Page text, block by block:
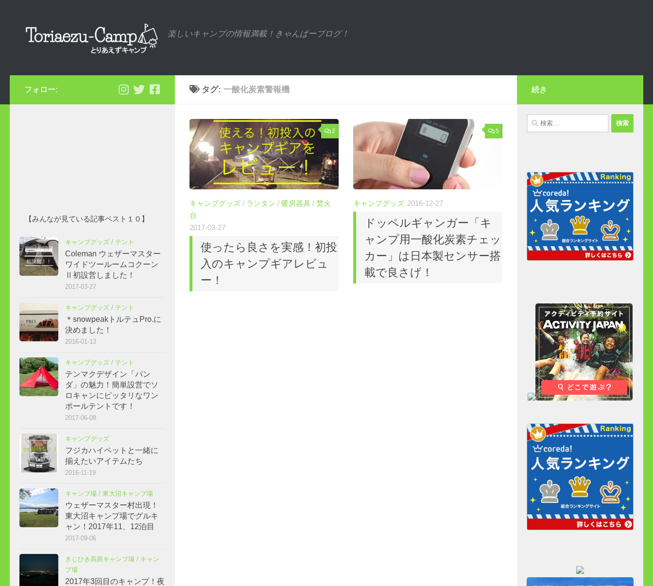
楽しいキャンプの情報満載！きゃんぱーブログ！
タグ: 一酸化炭素警報機
2
キャンプグッズ / ランタン / 暖房器具 / 焚火
台
2017-03-27
使ったら良さを実感！初投
入のキャンプギアレビュ
ー！
5
キャンプグッズ 2016-12-27
ドッペルギャンガー「キ
ャンプ用一酸化炭素チェッ
カー」は日本製センサー搭
載で良さげ！
フォロー:
【みんなが見ている記事ベスト１０】
キャンプグッズ / テント
Coleman ウェザーマスター
ワイドツールームコクーン
Ⅱ初設営しました！
2017-03-27
キャンプグッズ / テント
＊snowpeakトルテュPro.に
決めました！
2016-01-13
キャンプグッズ / テント
テンマクデザイン「パン
ダ」の魅力！簡単設営でソ
ロキャンにピッタリなワン
ポールテントです！
2017-06-08
キャンプグッズ
フジカハイペットと一緒に
揃えたいアイテムたち
2016-11-19
キャンプ場 / 東大沼キャンプ場
ウェザーマスター村出現！
東大沼キャンプ場でグルキ
ャン！2017年11、12泊目
2017-09-06
きじひき高原キャンプ場 / キャン
プ場
2017年3回目のキャンプ！夜
続き
検
索: